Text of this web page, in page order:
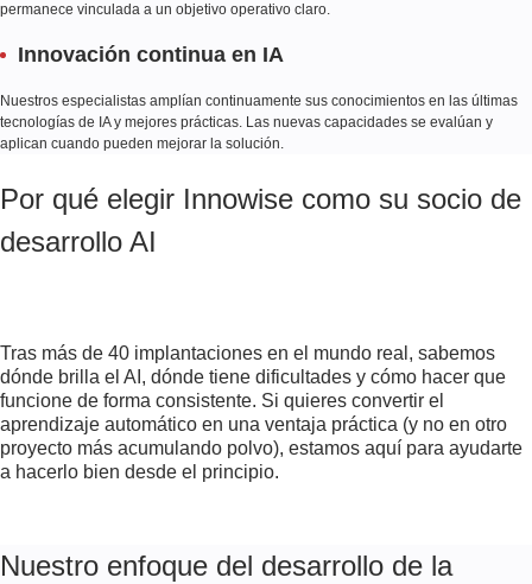
permanece vinculada a un objetivo operativo claro.
Innovación continua en IA
Nuestros especialistas amplían continuamente sus conocimientos en las últimas
tecnologías de IA y mejores prácticas. Las nuevas capacidades se evalúan y
aplican cuando pueden mejorar la solución.
Por qué elegir Innowise como su socio de
desarrollo AI
Tras más de 40 implantaciones en el mundo real, sabemos
dónde brilla el AI, dónde tiene dificultades y cómo hacer que
funcione de forma consistente. Si quieres convertir el
aprendizaje automático en una ventaja práctica (y no en otro
proyecto más acumulando polvo), estamos aquí para ayudarte
a hacerlo bien desde el principio.
Nuestro enfoque del desarrollo de la